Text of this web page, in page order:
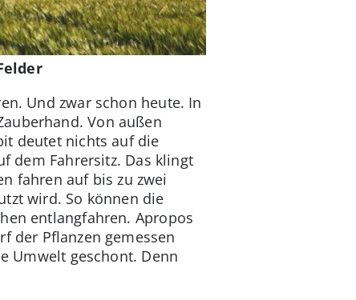
Und zwar schon heute. In
Von außen
deutet nichts auf die
dem Fahrersitz. Das klingt
fahren auf bis zu zwei
wird. So können die
entlangfahren. Apropos
der Pflanzen gemessen
Umwelt geschont. Denn